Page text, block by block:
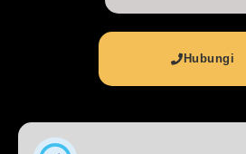
Hubungi